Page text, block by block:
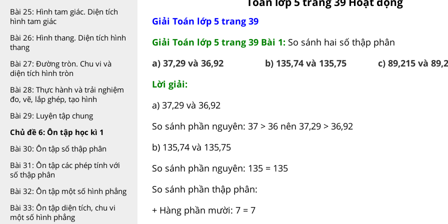
Bài 25: Hình tam giác. Diện tích
hình tam giác
Bài 26: Hình thang. Diện tích hình
thang
Bài 27: Đường tròn. Chu vi và
diện tích hình tròn
Bài 28: Thực hành và trải nghiệm
đo, vẽ, lắp ghép, tạo hình
Bài 29: Luyện tập chung
Chủ đề 6: Ôn tập học kì 1
Bài 30: Ôn tập số thập phân
Bài 31: Ôn tập các phép tính với
số thập phân
Bài 32: Ôn tập một số hình phẳng
Bài 33: Ôn tập diện tích, chu vi
một số hình phẳng
Giải Toán lớp 5 trang 39
Giải Toán lớp 5 trang 39 Bài 1: So sánh hai số thập phân
a) 37,29 và 36,92
b) 135,74 và 135,75
c) 89,215 và
Lời giải:
a) 37,29 và 36,92
So sánh phần nguyên: 37 > 36 nên 37,29 > 36,92
b) 135,74 và 135,75
So sánh phần nguyên: 135 = 135
So sánh phần thập phân:
+ Hàng phần mười: 7 = 7